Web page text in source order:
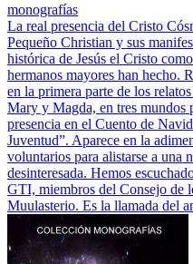
monografías
La real presencia del Cristo
Pequeño Christian y sus
histórica de Jesús el Cristo
hermanos mayores han hecho.
en la primera parte de los
Mary y Magda, en tres mundos
presencia en el Cuento de
Juventud”. Aparece en la
voluntarios para alistarse a una
desinteresada. Hemos
GTI, miembros del Consejo de
Muulasterio. Es la llamada del